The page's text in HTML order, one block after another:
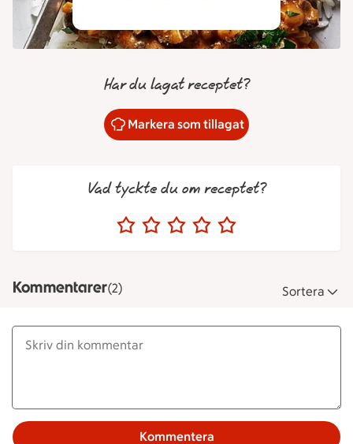
Har du lagat receptet?
Markera som tillagat
Vad tyckte du om receptet?
Kommentarer(2) Sortera
Kommentera